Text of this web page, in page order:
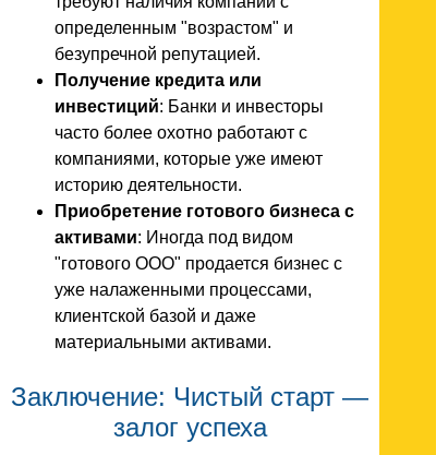
определенным "возрастом" и
безупречной репутацией.
Получение кредита или
инвестиций: Банки и инвесторы
часто более охотно работают с
компаниями, которые уже имеют
историю деятельности.
Приобретение готового бизнеса с
активами: Иногда под видом
"готового ООО" продается бизнес с
уже налаженными процессами,
клиентской базой и даже
материальными активами.
Заключение: Чистый старт —
залог успеха